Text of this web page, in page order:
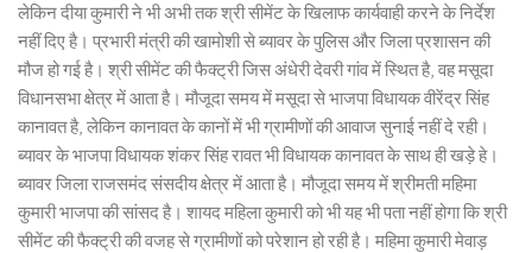
लेकिन दीया कुमारी ने भी अभी तक श्री सीमेंट के खिलाफ कार्यवाही करने के निर्देश
नहीं दिए है। प्रभारी मंत्री की खामोशी से ब्यावर के पुलिस और जिला प्रशासन की
मौज हो गई है। श्री सीमेंट की फैक्ट्री जिस अंधेरी देवरी गांव में स्थित है, वह मसूदा
विधानसभा क्षेत्र में आता है। मौजूदा समय में मसूदा से भाजपा विधायक वीरेंद्र सिंह
कानावत है, लेकिन कानावत के कानों में भी ग्रामीणों की आवाज सुनाई नहीं दे रही।
ब्यावर के भाजपा विधायक शंकर सिंह रावत भी विधायक कानावत के साथ ही खड़े हे।
ब्यावर जिला राजसमंद संसदीय क्षेत्र में आता है। मौजूदा समय में श्रीमती महिमा
कुमारी भाजपा की सांसद है। शायद महिला कुमारी को भी यह भी पता नहीं होगा कि श्री
सीमेंट की फैक्ट्री की वजह से ग्रामीणों को परेशान हो रही है। महिमा कुमारी मेवाड़